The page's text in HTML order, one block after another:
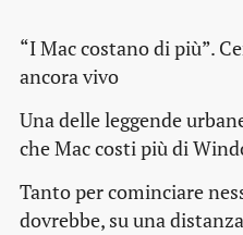
“I Mac costano di più”.
ancora vivo
Una delle leggende
che Mac costi più di
Tanto per cominciare
dovrebbe, su una